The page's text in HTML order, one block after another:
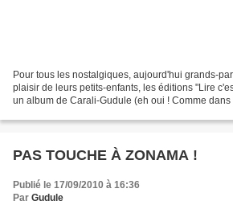
Pour tous les nostalgiques, aujourd'hui grands-
plaisir de leurs petits-enfants, les éditions "Lire
un album de Carali-Gudule (eh oui ! Comme
PAS TOUCHE À ZONAMA !
Publié le 17/09/2010 à 16:36
Par Gudule